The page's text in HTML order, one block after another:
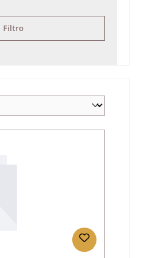
Filtro